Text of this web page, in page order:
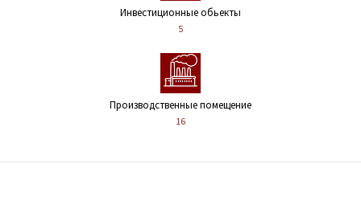
Инвестиционные обьекты
5
Производственные помещение
16